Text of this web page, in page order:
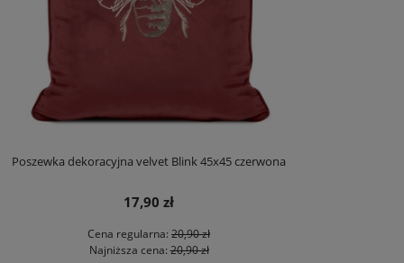
Poszewka dekoracyjna velvet Blink 45x45 czerwona
17,90 zł
Cena regularna: 20,90 zł
Najniższa cena:20,90 zł